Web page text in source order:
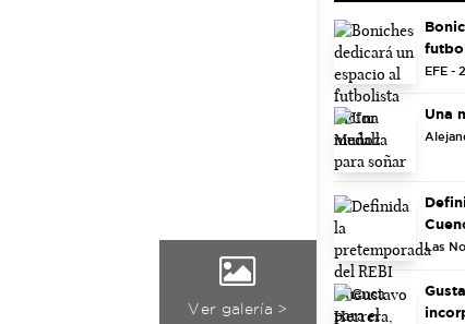
Ver galería >
EFE -
Una
Las